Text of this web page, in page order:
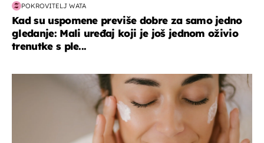
POKROVITELJ WATA
Kad su uspomene previše dobre za samo jedno
gledanje: Mali uređaj koji je još jednom oživio
trenutke s ple...
moda & ljepota